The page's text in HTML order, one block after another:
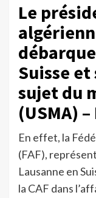
Le
Suisse et
sujet du
(USMA)
En effet, la
(FAF),
Lausanne en
la CAF dans